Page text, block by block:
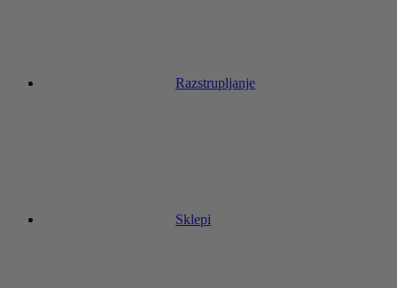
Razstrupljanje
Sklepi